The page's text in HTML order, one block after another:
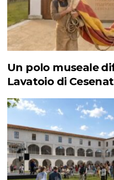
Un polo museale
Lavatoio di